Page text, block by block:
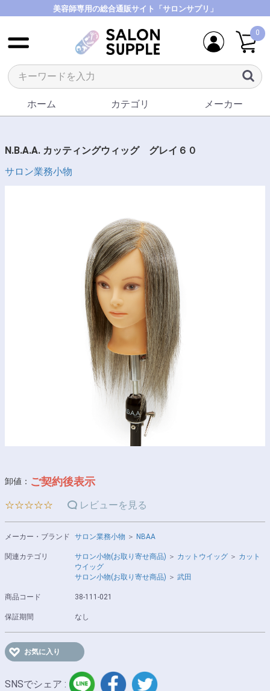
美容師専用の総合通販サイト「サロンサプリ」
0
ホーム カテゴリ メーカー
N.B.A.A. カッティングウィッグ グレイ６０
サロン業務小物
卸値： ご契約後表示
☆☆☆☆☆ レビューを見る
メーカー・ブランド サロン業務小物 ＞ NBAA
関連カテゴリ サロン小物(お取り寄せ商品) ＞ カットウイッグ ＞ カット
ウイッグ
サロン小物(お取り寄せ商品) ＞ 武田
商品コード 38-111-021
保証期間 なし
お気に入り
SNSでシェア :
LINE facebook